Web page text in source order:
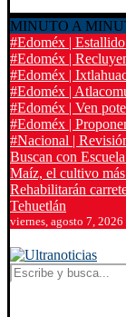
MINUTO A
#Edoméx |
#Edoméx |
#Edoméx |
#Edoméx |
#Edoméx | Ven
#Edoméx |
#Nacional |
Buscan con
Maíz, el cultivo
Rehabilitarán
Tehuetlán
viernes, agosto 7, 2026